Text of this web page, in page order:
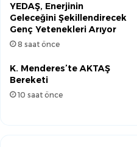
YEDAŞ, Enerjinin
Geleceğini Şekillendirecek
Genç Yetenekleri Arıyor
8 saat önce
K. Menderes’te AKTAŞ
Bereketi
10 saat önce